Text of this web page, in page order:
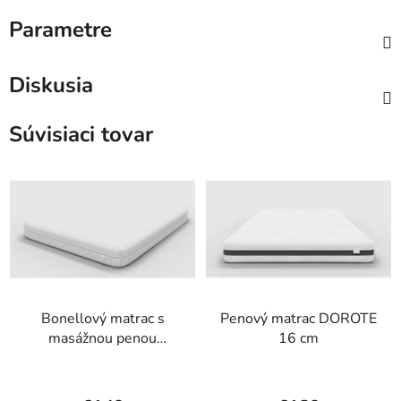
Parametre
Diskusia
Súvisiaci tovar
Bonellový matrac s
masážnou penou
Penový matrac DOROTE
16 cm